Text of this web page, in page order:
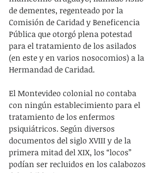
de dementes, regenteado por la
Comisión de Caridad y Beneficencia
Pública que otorgó plena potestad
para el tratamiento de los asilados
(en este y en varios nosocomios) a la
Hermandad de Caridad.
El Montevideo colonial no contaba
con ningún establecimiento para el
tratamiento de los enfermos
psiquiátricos. Según diversos
documentos del siglo XVIII y de la
primera mitad del XIX, los “locos”
podían ser recluidos en los calabozos